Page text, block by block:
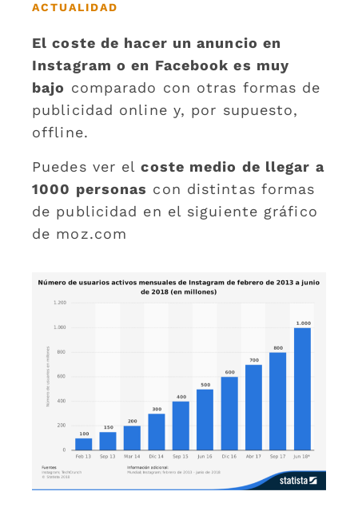
ACTUALIDAD
El coste de hacer un anuncio en
Instagram o en Facebook es muy
bajo comparado con otras formas de
publicidad online y, por supuesto,
offline.
Puedes ver elcoste medio de llegar a
1000 personas con distintas formas
de publicidad en el siguiente gráfico
de moz.com